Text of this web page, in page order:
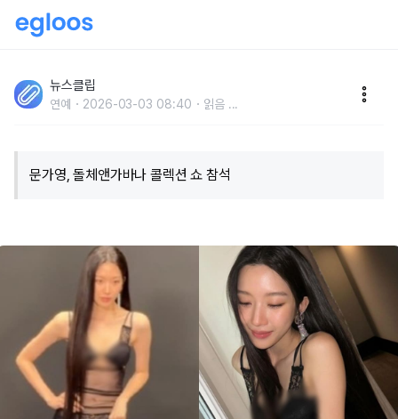
가영 '전신 란제리' 드레스 비주얼
뉴스클립
연예 2026-03-03 08:40 읽음 ...
문가영, 돌체앤가바나 콜렉션 쇼 참석